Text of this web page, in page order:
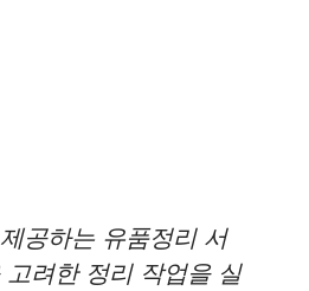
공하는 유품정리 서
려한 정리 작업을 실